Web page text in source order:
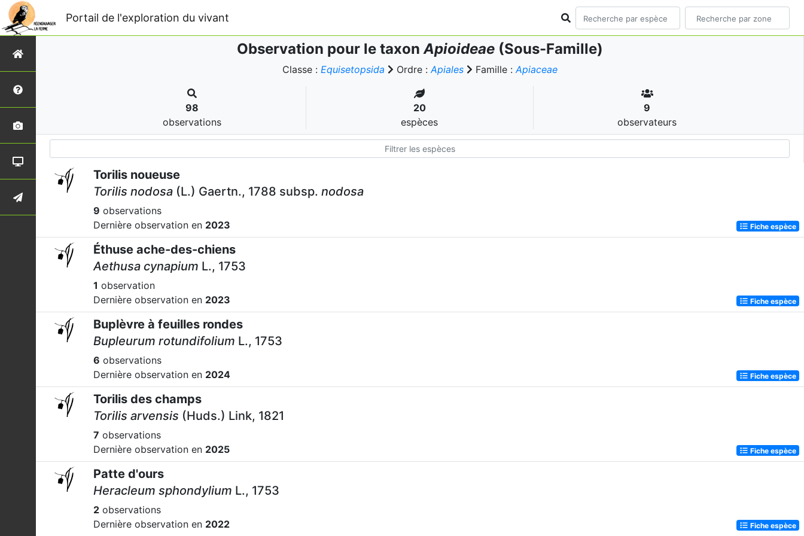
Portail de l'exploration du vivant
Observation pour le taxonApioideae(Sous-Famille)
Classe : Equisetopsida Ordre :Apiales Famille :Apiaceae
98
observations
20
espèces
9
observateurs
Torilis noueuse
Torilis nodosa (L.) Gaertn., 1788 subsp. nodosa
9 observations
Dernière observation en 2023 Fiche espèce
Éthuse ache-des-chiens
Aethusa cynapium L., 1753
1 observation
Dernière observation en 2023 Fiche espèce
Buplèvre à feuilles rondes
Bupleurum rotundifolium L., 1753
6 observations
Dernière observation en 2024 Fiche espèce
Torilis des champs
Torilis arvensis (Huds.) Link, 1821
7 observations
Dernière observation en 2025 Fiche espèce
Patte d'ours
Heracleum sphondylium L., 1753
2 observations
Dernière observation en 2022 Fiche espèce